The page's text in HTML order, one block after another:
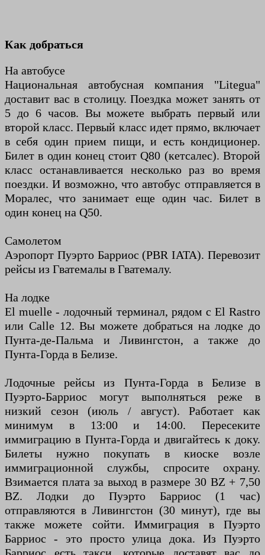
Как добраться
На автобусе
Национальная автобусная компания "Litegua"
доставит вас в столицу. Поездка может занять от
5 до 6 часов. Вы можете выбрать первый или
второй класс. Первый класс идет прямо, включает
в себя один прием пищи, и есть кондиционер.
Билет в один конец стоит Q80 (кетсалес). Второй
класс останавливается несколько раз во время
поездки. И возможно, что автобус отправляется в
Моралес, что занимает еще один час. Билет в
один конец на Q50.
Самолетом
Аэропорт Пуэрто Барриос (PBR IATA). Перевозит
рейсы из Гватемалы в Гватемалу.
На лодке
El muelle - лодочный терминал, рядом с El Rastro
или Calle 12. Вы можете добраться на лодке до
Пунта-де-Пальма и Ливингстон, а также до
Пунта-Горда в Белизе.
Лодочные рейсы из Пунта-Горда в Белизе в
Пуэрто-Барриос могут выполняться реже в
низкий сезон (июль / август). Работает как
минимум в 13:00 и 14:00. Пересеките
иммиграцию в Пунта-Горда и двигайтесь к доку.
Билеты нужно покупать в киоске возле
иммиграционной службы, спросите охрану.
Взимается плата за выход в размере 30 BZ + 7,50
BZ. Лодки до Пуэрто Барриос (1 час)
отправляются в Ливингстон (30 минут), где вы
также можете сойти. Иммиграция в Пуэрто
Барриос - это просто улица дока. Из Пуэрто